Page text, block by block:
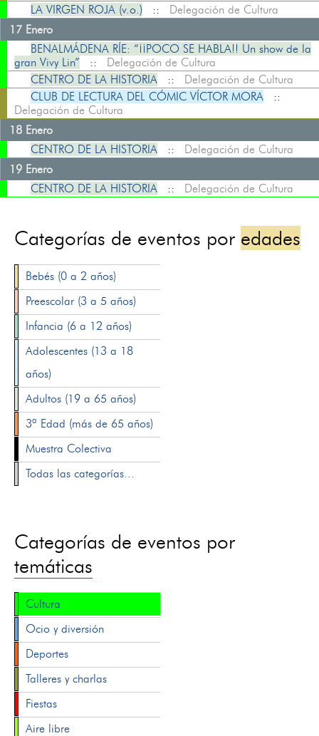
LA VIRGEN ROJA (v.o.) :: Delegación de Cultura
17 Enero
BENALMÁDENA RÍE: “¡¡POCO SE HABLA!! Un show de la
gran Vivy Lin” :: Delegación de Cultura
CENTRO DE LA HISTORIA :: Delegación de Cultura
CLUB DE LECTURA DEL CÓMIC VÍCTOR MORA ::
Delegación de Cultura
18 Enero
CENTRO DE LA HISTORIA :: Delegación de Cultura
19 Enero
CENTRO DE LA HISTORIA :: Delegación de Cultura
Categorías de eventos por edades
Bebés (0 a 2 años)
Preescolar (3 a 5 años)
Infancia (6 a 12 años)
Adolescentes (13 a 18
años)
Adultos (19 a 65 años)
3ª Edad (más de 65 años)
Muestra Colectiva
Todas las categorías...
Categorías de eventos por
temáticas
Cultura
Ocio y diversión
Deportes
Talleres y charlas
Fiestas
Aire libre